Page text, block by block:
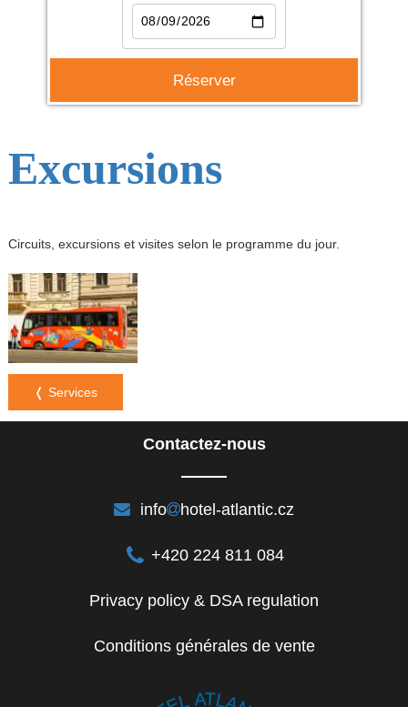
Excursions
Circuits, excursions et visites selon le programme du jour.
❬ Services
Contactez-nous
info hotel-atlantic.cz
+420 224 811 084
Privacy policy & DSA regulation
Conditions générales de vente